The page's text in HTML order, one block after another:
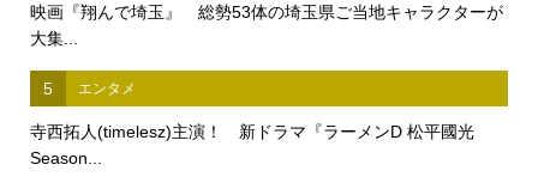
映画『翔んで埼玉』 総勢53体の埼玉県ご当地キャラクターが
大集...
5 エンタメ
寺西拓人(timelesz)主演！ 新ドラマ『ラーメンD 松平國光
Season...